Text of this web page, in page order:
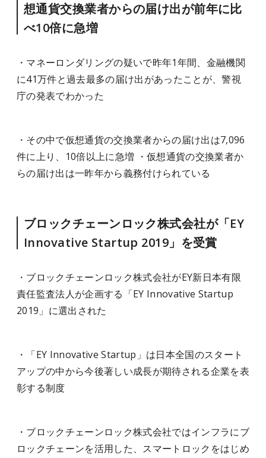
想通貨交換業者からの届け出が前年に比
べ10倍に急増
・マネーロンダリングの疑いで昨年1年間、金融機関
に41万件と過去最多の届け出があったことが、警視
庁の発表でわかった
・その中で仮想通貨の交換業者からの届け出は7,096
件に上り、10倍以上に急増 ・仮想通貨の交換業者か
らの届け出は一昨年から義務付けられている
ブロックチェーンロック株式会社が「EY
Innovative Startup 2019」を受賞
・ブロックチェーンロック株式会社がEY新日本有限
責任監査法人が企画する「EY Innovative Startup
2019」に選出された
・「EY Innovative Startup」は日本全国のスタート
アップの中から今後著しい成長が期待される企業を表
彰する制度
・ブロックチェーンロック株式会社ではインフラにブ
ロックチェーンを活用した、スマートロックをはじめ